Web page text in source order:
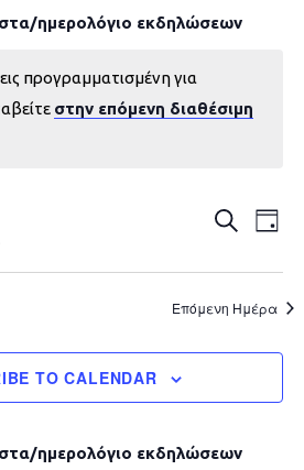
ημερολόγιο εκδηλώσεων
προγραμματισμένη για
στην επόμενη διαθέσιμη
Search
and
Views
DAY
Επόμενη Ημέρα
TO CALENDAR
ημερολόγιο εκδηλώσεων